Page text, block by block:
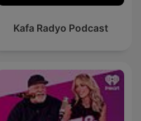
Kafa Radyo Podcast